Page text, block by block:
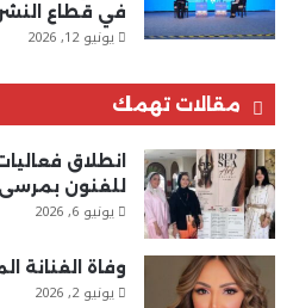
في قطاع النشر
يونيو 12, 2026
مقالات تهمك
انطلاق
للفنون بمرسى
يونيو 6, 2026
وفاة الفنانة
يونيو 2, 2026